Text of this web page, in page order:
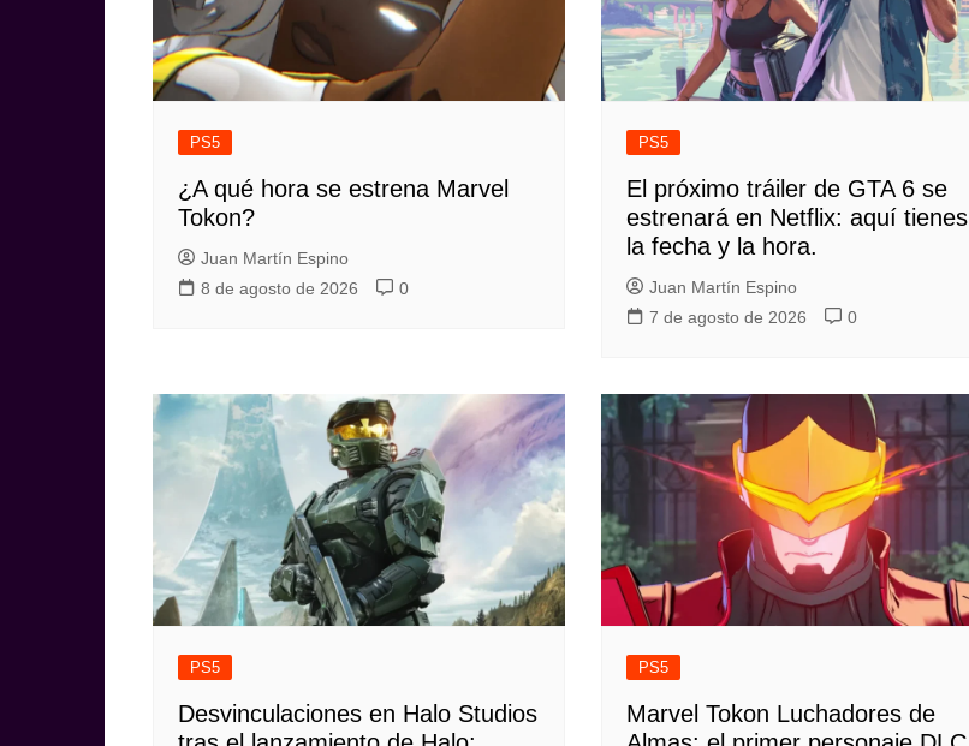
PS5
¿A qué hora se estrena Marvel
Tokon?
Juan Martín Espino
8 de agosto de 2026
0
PS5
El próximo tráiler de GTA 6 se
estrenará en Netflix: aquí tienes
la fecha y la hora.
Juan Martín Espino
7 de agosto de 2026
0
PS5
Desvinculaciones en Halo Studios
PS5
Marvel Tokon Luchadores de